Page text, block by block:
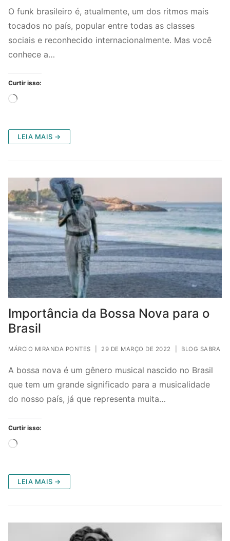
O funk brasileiro é, atualmente, um dos ritmos mais
tocados no país, popular entre todas as classes
sociais e reconhecido internacionalmente. Mas você
conhece a…
Curtir isso:
Carregando...
LEIA MAIS →
Importância da Bossa Nova para o
Brasil
MÁRCIO MIRANDA PONTES 29 DE MARÇO DE 2022 BLOG SABRA
A bossa nova é um gênero musical nascido no Brasil
que tem um grande significado para a musicalidade
do nosso país, já que representa muita…
Curtir isso:
Carregando...
LEIA MAIS →